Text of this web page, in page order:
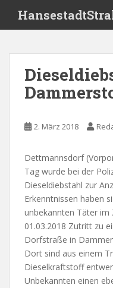
i
2. März 2018
Dettmannsdorf
Tag wurde bei der
Dieseldiebstahl zur
Erkenntnissen haben
unbekannten Täter im
01.03.2018 Zutritt zu
Dorfstraße in
Dort sind aus einem
Dieselkraftstoff
Unbekannten einen